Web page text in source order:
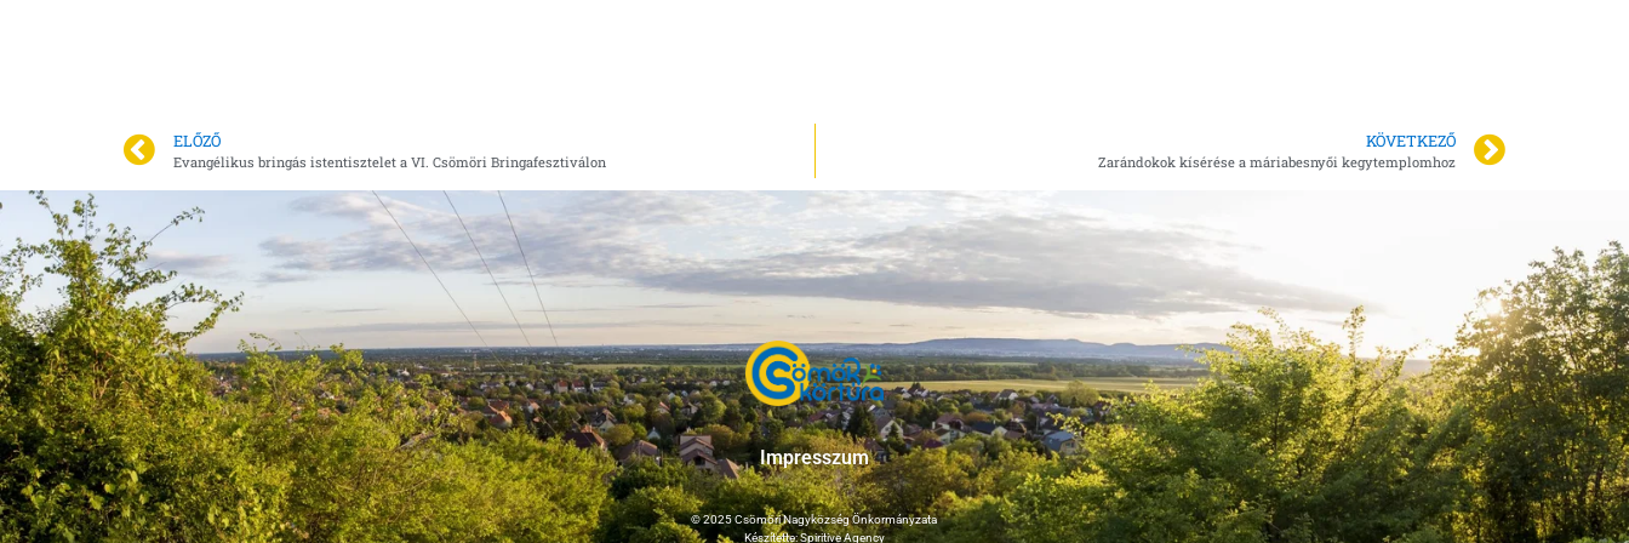
ELŐZŐ
Evangélikus bringás istentisztelet a VI. Csömöri Bringafesztiválon
KÖVETKEZŐ
Zarándokok kísérése a máriabesnyői kegytemplomhoz
Impresszum
© 2025 Csömöri Nagyközség Önkormányzata
Készítette: Spiritive Agency